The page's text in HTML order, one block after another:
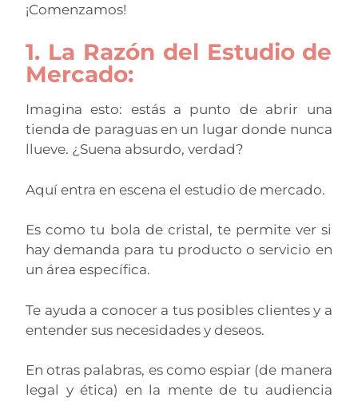
¡Comenzamos!
1. La Razón del Estudio de
Mercado:
Imagina esto: estás a punto de abrir una
tienda de paraguas en un lugar donde nunca
llueve. ¿Suena absurdo, verdad?
Aquí entra en escena el estudio de mercado.
Es como tu bola de cristal, te permite ver si
hay demanda para tu producto o servicio en
un área específica.
Te ayuda a conocer a tus posibles clientes y a
entender sus necesidades y deseos.
En otras palabras, es como espiar (de manera
legal y ética) en la mente de tu audiencia